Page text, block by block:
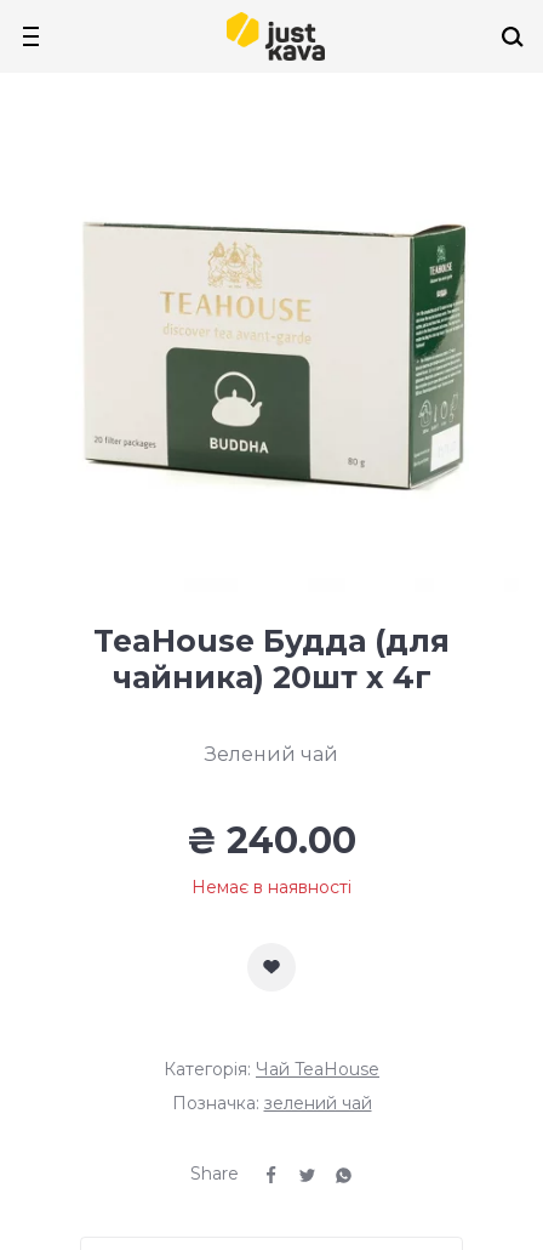
TeaHouse Будда (для
чайника) 20шт х 4г
Зелений чай
₴ 240.00
Немає в наявності
Категорія: Чай TeaHouse
Позначка: зелений чай
Share